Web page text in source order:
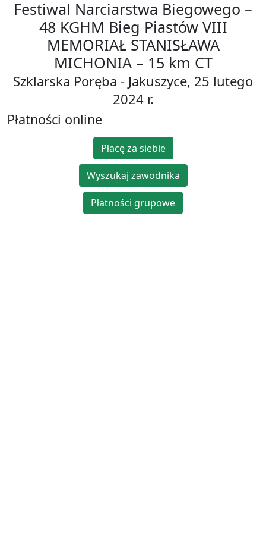
Festiwal Narciarstwa Biegowego –
48 KGHM Bieg Piastów VIII
MEMORIAŁ STANISŁAWA
MICHONIA – 15 km CT
Szklarska Poręba - Jakuszyce, 25 lutego
2024 r.
Płatności online